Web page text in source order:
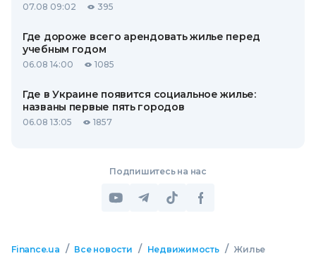
07.08 09:02 395
Где дороже всего арендовать жилье перед
учебным годом
06.08 14:00 1085
Где в Украине появится социальное жилье:
названы первые пять городов
06.08 13:05 1857
Подпишитесь на нас
Finance.ua / Все новости / Недвижимость / Жилье